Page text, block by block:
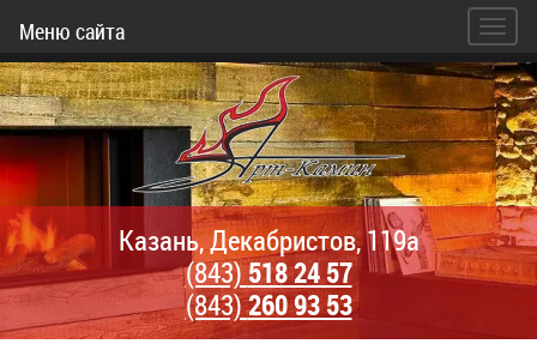
Меню сайта
Казань, Декабристов, 119а
(843)518 24 57
(843)260 93 53